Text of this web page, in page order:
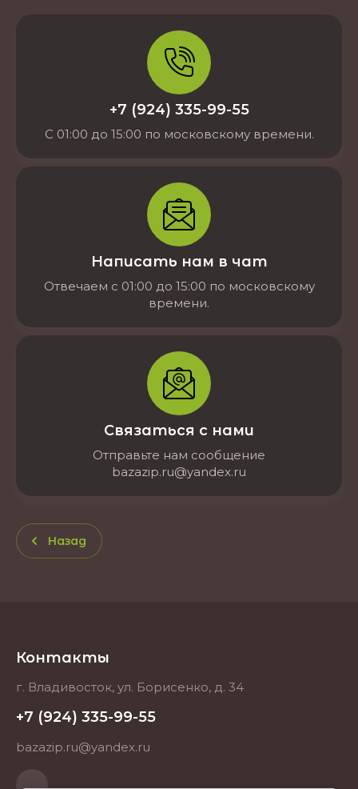
+7 (924) 335-99-55
С 01:00 до 15:00 по московскому времени.
Написать нам в чат
Отвечаем с 01:00 до 15:00 по московскому
времени.
Связаться с нами
Отправьте нам сообщение
bazazip.ru@yandex.ru
Назад
Контакты
г. Владивосток, ул. Борисенко, д. 34
+7 (924) 335-99-55
bazazip.ru@yandex.ru